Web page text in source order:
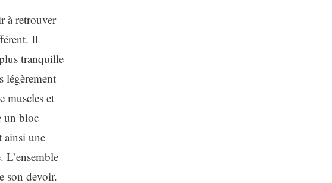
à retrouver
Il
tranquille
légèrement
muscles et
un bloc
ainsi une
L’ensemble
son devoir.